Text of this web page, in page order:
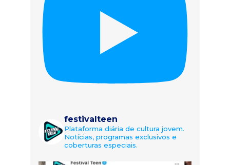
festivalteen
Plataforma diária de cultura jovem.
Notícias, programas exclusivos e
coberturas especiais.